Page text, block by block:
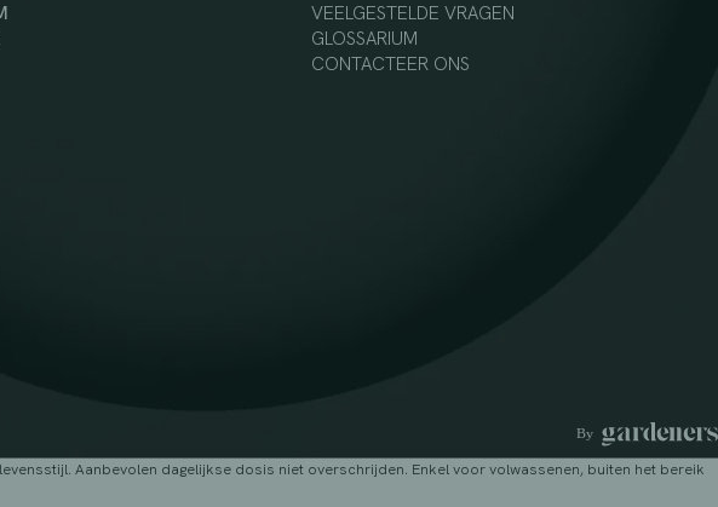
VEELGESTELDE VRAGEN
GLOSSARIUM
CONTACTEER ONS
Aanbevolen dagelijkse dosis niet overschrijden. Enkel voor volwassenen, buiten het bereik